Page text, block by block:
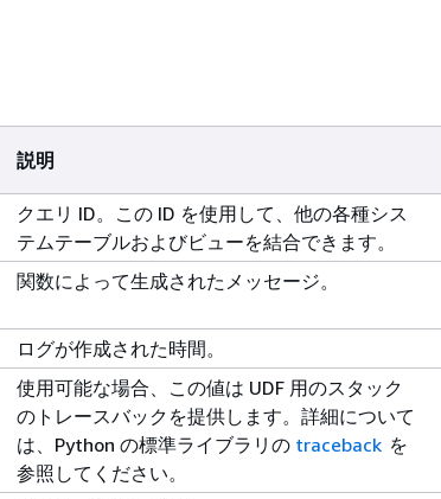
説明
クエリ ID。この ID を使用して、他の各種シス
テムテーブルおよびビューを結合できます。
関数によって生成されたメッセージ。
ログが作成された時間。
使用可能な場合、この値は UDF 用のスタック
のトレースバックを提供します。詳細について
は、Python の標準ライブラリの traceback を
参照してください。